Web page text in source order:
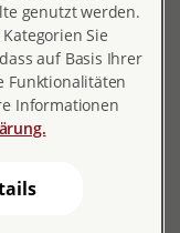
genutzt werden.
Sie
auf Basis Ihrer
Funktionalitäten
Informationen